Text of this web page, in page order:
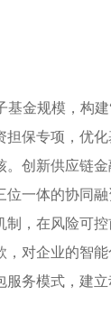
金规模，构
保专项，优
创新供应链
一体的协同
，在风险可
对企业的智
务模式，建